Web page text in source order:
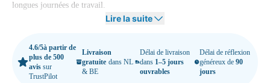
longues journées de travail.
qui correspond à vos besoins. Que vous aménagiez un espace de travail
flexible ou que vous travailliez à domicile, nous sommes prêts à vous
aider à créer le lieu de travail parfait.
Lire la suite
4.6/5à partir de
plus de 500
avis sur
TrustPilot
Livraison
gratuite dans NL
& BE
Délai de livraison
dans 1–5 jours
ouvrables
Délai de réflexion
généreux de90
jours